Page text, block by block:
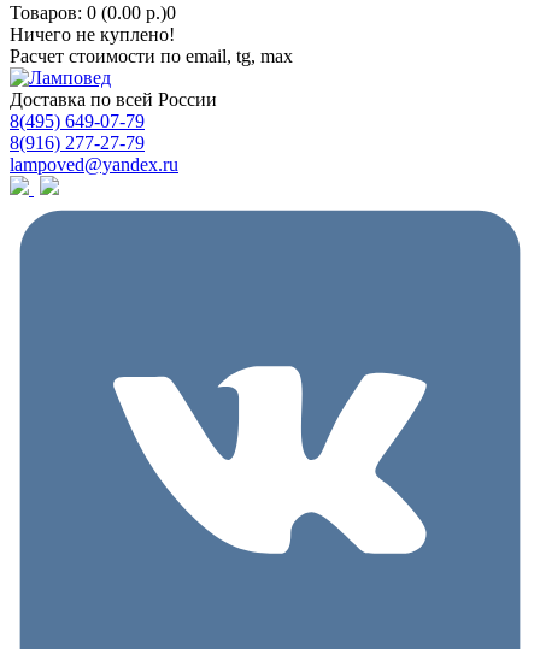
Товаров: 0 (0.00 р.)0
Ничего не куплено!
Расчет стоимости по email, tg, max
Доставка по всей России
8(495) 649-07-79
8(916) 277-27-79
lampoved@yandex.ru